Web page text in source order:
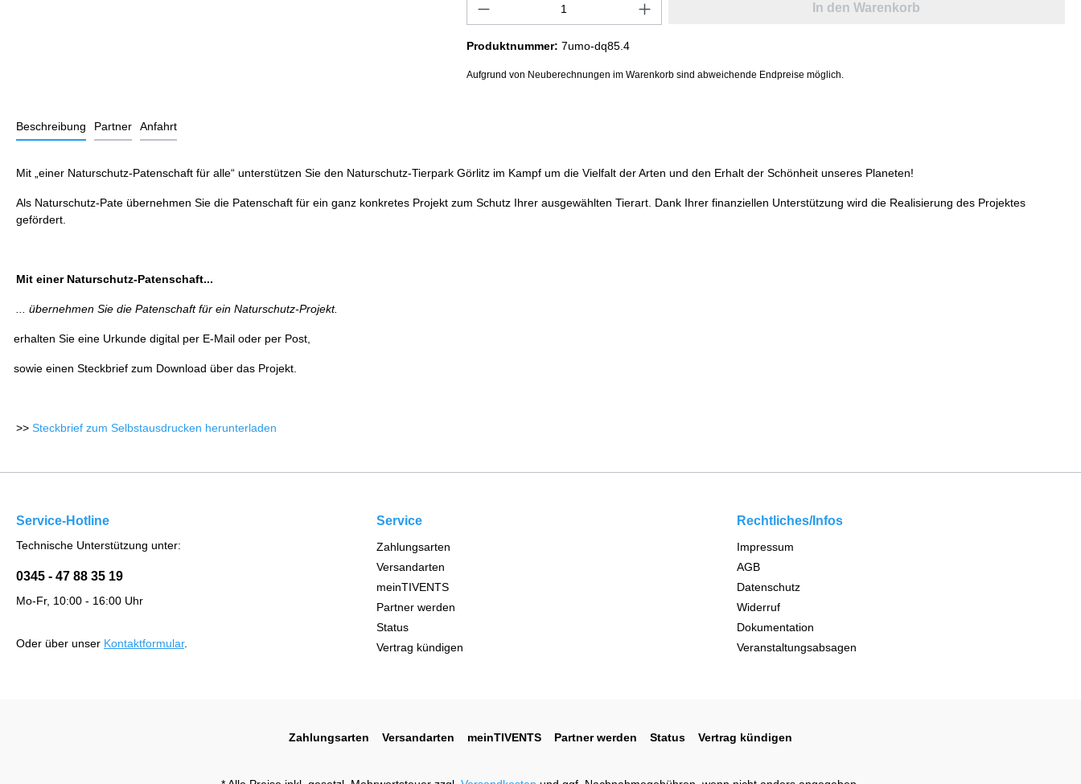
In den Warenkorb
Produktnummer: 7umo-dq85.4
Aufgrund von Neuberechnungen im Warenkorb sind abweichende Endpreise möglich.
Beschreibung Partner Anfahrt
Mit „einer Naturschutz-Patenschaft für alle“ unterstützen Sie den Naturschutz-Tierpark Görlitz im Kampf um die Vielfalt der Arten und den Erhalt der Schönheit unseres Planeten!
Als Naturschutz-Pate übernehmen Sie die Patenschaft für ein ganz konkretes Projekt zum Schutz Ihrer ausgewählten Tierart. Dank Ihrer finanziellen Unterstützung wird die Realisierung des Projektes
gefördert.
Mit einer Naturschutz-Patenschaft...
... übernehmen Sie die Patenschaft für ein Naturschutz-Projekt.
erhalten Sie eine Urkunde digital per E-Mail oder per Post,
sowie einen Steckbrief zum Download über das Projekt.
>> Steckbrief zum Selbstausdrucken herunterladen
Service-Hotline
Technische Unterstützung unter:
0345 - 47 88 35 19
Mo-Fr, 10:00 - 16:00 Uhr
Oder über unser Kontaktformular.
Service
Zahlungsarten
Versandarten
meinTIVENTS
Partner werden
Status
Vertrag kündigen
Rechtliches/Infos
Impressum
AGB
Datenschutz
Widerruf
Dokumentation
Veranstaltungsabsagen
Zahlungsarten Versandarten meinTIVENTS Partner werden Status Vertrag kündigen